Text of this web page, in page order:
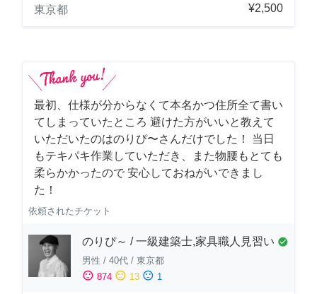
東京都
¥2,500
最初、仕様が分からなくて本名かつ住所全て書い
てしまっていたところ 避けた方がいいと教えて
いただいたのはのりぴ〜さんだけでした！ 当日
もテキパキ作業していただき、また物腰もとても
柔らかかったので 安心しておねがいできまし
た！
依頼されたチケット
のりぴ～ / 一級建築士,家具職人見習い check_circle
男性 / 40代 / 東京都
sentiment_satisfied 874 sentiment_neutral 13 sentiment_dissatisfied 1